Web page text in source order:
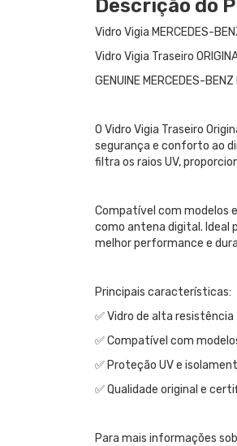
Descrição do
Vidro Vigia MERCEDES-
Vidro Vigia Traseiro
GENUINE MERCEDES-BENZ
O Vidro Vigia Traseiro
segurança e conforto ao
filtra os raios UV,
Compatível com modelos
como antena digital. Ideal
melhor performance e
Principais características:
✅ Vidro de alta resistência
✅ Compatível com
✅ Proteção UV e
✅ Qualidade original e
Para mais informações